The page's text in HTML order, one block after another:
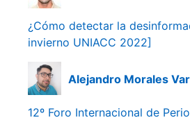
¿Cómo detectar la
invierno UNIACC 2022]
Alejandro Morales
12º Foro Internacional de